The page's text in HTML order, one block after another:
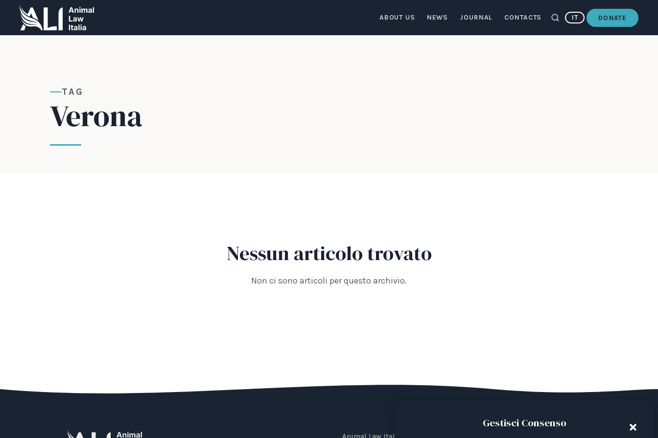
Gestisci Consenso
ABOUT US NEWS JOURNAL CONTACTS IT DONATE
TAG
Verona
Nessun articolo trovato
Non ci sono articoli per questo archivio.
Animal Law Italia is an Italian Third Sector Entity listed in the RUNTS